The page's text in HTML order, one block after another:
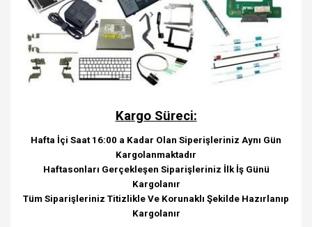
Kargo Süreci:
Hafta İçi Saat 16:00 a Kadar Olan Siperişleriniz Aynı Gün
Kargolanmaktadır
Haftasonları Gerçekleşen Siparişleriniz İlk İş Günü
Kargolanır
Tüm Siparişleriniz Titizlikle Ve Korunaklı Şekilde Hazırlanıp
Kargolanır